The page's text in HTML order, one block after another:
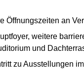
Öffnungszeiten an
weitere
und
zu Ausstellungen